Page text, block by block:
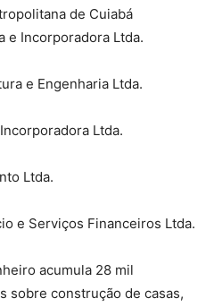
de Cuiabá
e Incorporadora Ltda.
e Engenharia Ltda.
Ltda.
Ltda.
e Serviços Financeiros Ltda.
acumula 28 mil
sobre construção de casas,